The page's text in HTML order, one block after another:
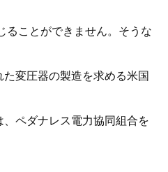
ることができません。そうな
変圧器の製造を求める米国
ペダナレス電力協同組合を